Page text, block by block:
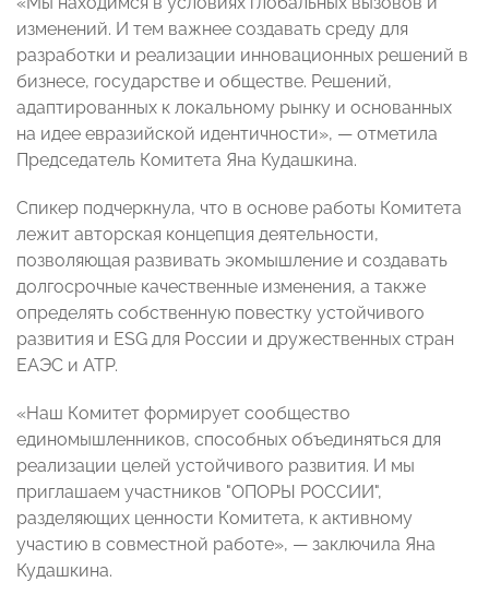
изменений. И тем важнее создавать среду для
разработки и реализации инновационных решений в
бизнесе, государстве и обществе. Решений,
адаптированных к локальному рынку и основанных
на идее евразийской идентичности», — отметила
Председатель Комитета Яна Кудашкина.
Спикер подчеркнула, что в основе работы Комитета
лежит авторская концепция деятельности,
позволяющая развивать экомышление и создавать
долгосрочные качественные изменения, а также
определять собственную повестку устойчивого
развития и ESG для России и дружественных стран
ЕАЭС и АТР.
«Наш Комитет формирует сообщество
единомышленников, способных объединяться для
реализации целей устойчивого развития. И мы
приглашаем участников "ОПОРЫ РОССИИ",
разделяющих ценности Комитета, к активному
участию в совместной работе», — заключила Яна
Кудашкина.